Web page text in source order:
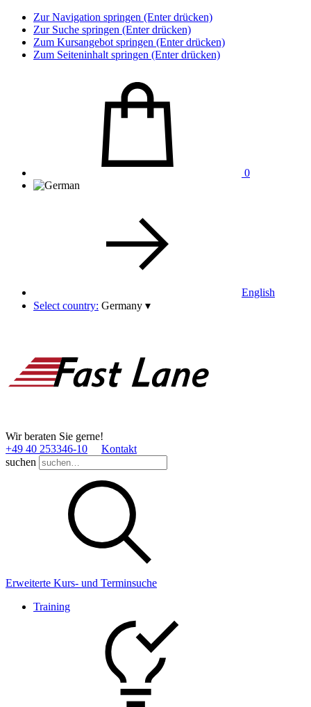
Zur Navigation springen (Enter drücken)
Zur Suche springen (Enter drücken)
Zum Kursangebot springen (Enter drücken)
Zum Seiteninhalt springen (Enter drücken)
0
English
Select country: Germany ▾
Wir beraten Sie gerne!
+49 40 253346­-10
Kontakt
suchen
Erweiterte Kurs- und Terminsuche
Training